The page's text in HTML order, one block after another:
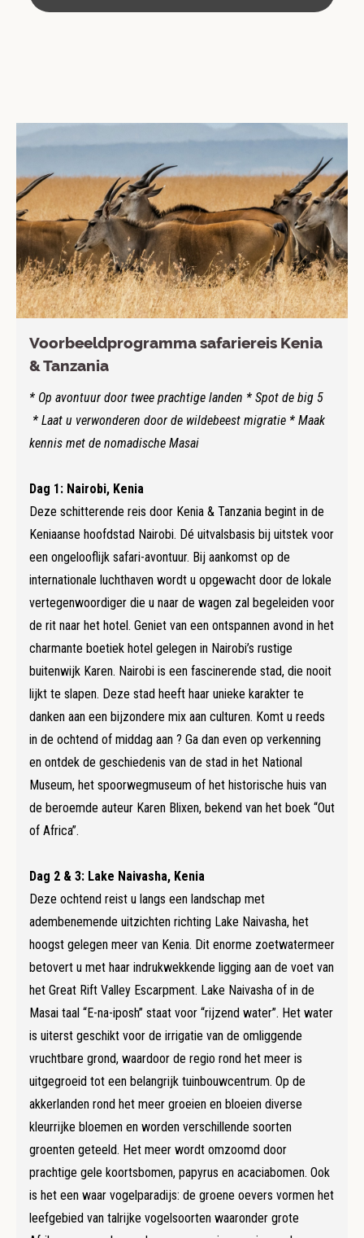
Voorbeeldprogramma safariereis Kenia
& Tanzania
* Op avontuur door twee prachtige landen * Spot de big 5
* Laat u verwonderen door de wildebeest migratie * Maak
kennis met de nomadische Masai
Dag 1: Nairobi, Kenia
Deze schitterende reis door Kenia & Tanzania begint in de
Keniaanse hoofdstad Nairobi. Dé uitvalsbasis bij uitstek voor
een ongelooflijk safari-avontuur. Bij aankomst op de
internationale luchthaven wordt u opgewacht door de lokale
vertegenwoordiger die u naar de wagen zal begeleiden voor
de rit naar het hotel. Geniet van een ontspannen avond in het
charmante boetiek hotel gelegen in Nairobi’s rustige
buitenwijk Karen. Nairobi is een fascinerende stad, die nooit
lijkt te slapen. Deze stad heeft haar unieke karakter te
danken aan een bijzondere mix aan culturen. Komt u reeds
in de ochtend of middag aan ? Ga dan even op verkenning
en ontdek de geschiedenis van de stad in het National
Museum, het spoorwegmuseum of het historische huis van
de beroemde auteur Karen Blixen, bekend van het boek “Out
of Africa”.
Dag 2 & 3: Lake Naivasha, Kenia
Deze ochtend reist u langs een landschap met
adembenemende uitzichten richting Lake Naivasha, het
hoogst gelegen meer van Kenia. Dit enorme zoetwatermeer
betovert u met haar indrukwekkende ligging aan de voet van
het Great Rift Valley Escarpment. Lake Naivasha of in de
Masai taal “E-na-iposh” staat voor “rijzend water”. Het water
is uiterst geschikt voor de irrigatie van de omliggende
vruchtbare grond, waardoor de regio rond het meer is
uitgegroeid tot een belangrijk tuinbouwcentrum. Op de
akkerlanden rond het meer groeien en bloeien diverse
kleurrijke bloemen en worden verschillende soorten
groenten geteeld. Het meer wordt omzoomd door
prachtige gele koortsbomen, papyrus en acaciabomen. Ook
is het een waar vogelparadijs: de groene oevers vormen het
leefgebied van talrijke vogelsoorten waaronder grote